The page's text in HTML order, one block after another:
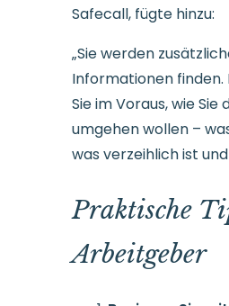
Safecall, fügte hinzu:
„Sie werden
Informationen finden.
Sie im Voraus, wie Sie
umgehen wollen –
was verzeihlich ist
Praktische
Arbeitgeber